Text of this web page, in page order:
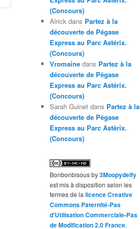
(Concours)
Alrick dans Partez à la
découverte de Pégase
Express au Parc Astérix.
(Concours)
Vromaine dans Partez à la
découverte de Pégase
Express au Parc Astérix.
(Concours)
Sarah Guinet dans Partez à la
découverte de Pégase
Express au Parc Astérix.
(Concours)
Bonbonbisousby3Moopydelfy
est mis à disposition selon les
termes de la licence Creative
Commons Paternité-Pas
d'Utilisation Commerciale-Pas
de Modification 2.0 France.